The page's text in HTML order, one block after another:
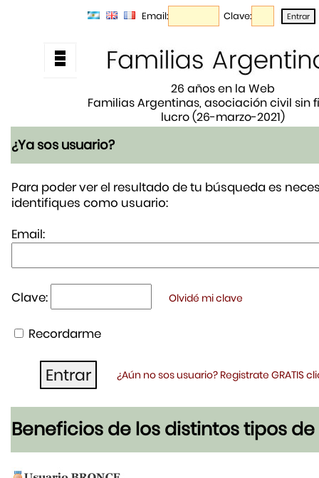
Email: Clave:
26 años en la Web
Familias Argentinas, asociación civil sin
lucro (26-marzo-2021)
¿Ya sos usuario?
Para poder ver el resultado de tu búsqueda es
identifiques como usuario:
Email:
Clave: Olvidé mi clave
Recordarme
¿Aún no sos usuario? Registrate GRATIS
Beneficios de los distintos tipos de